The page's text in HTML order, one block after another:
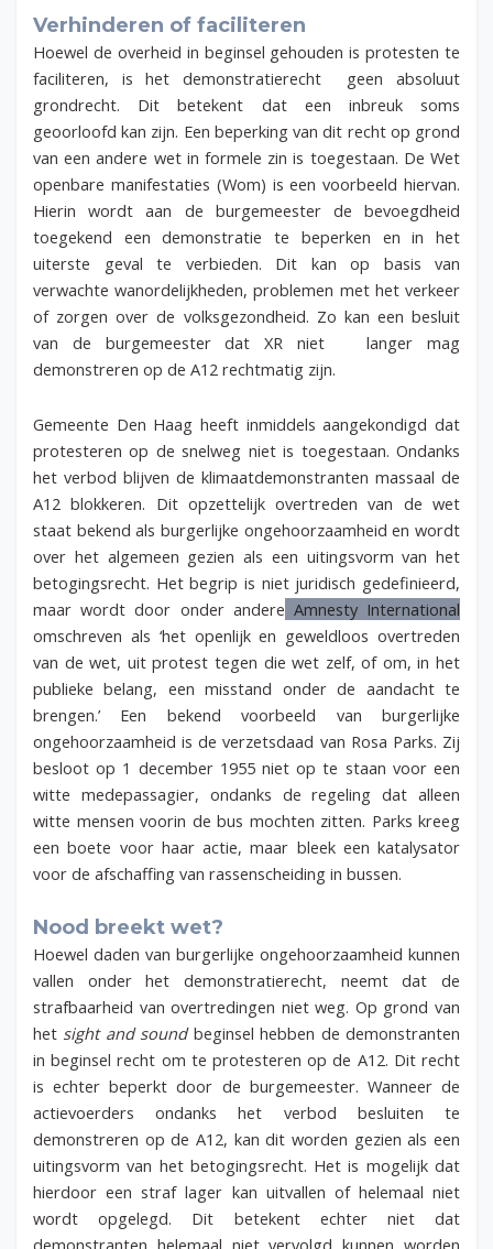
Verhinderen of faciliteren
Hoewel de overheid in beginsel gehouden is protesten te
faciliteren, is het demonstratierecht geen absoluut
grondrecht. Dit betekent dat een inbreuk soms
geoorloofd kan zijn. Een beperking van dit recht op grond
van een andere wet in formele zin is toegestaan. De Wet
openbare manifestaties (Wom) is een voorbeeld hiervan.
Hierin wordt aan de burgemeester de bevoegdheid
toegekend een demonstratie te beperken en in het
uiterste geval te verbieden. Dit kan op basis van
verwachte wanordelijkheden, problemen met het verkeer
of zorgen over de volksgezondheid. Zo kan een besluit
van de burgemeester dat XR niet langer mag
demonstreren op de A12 rechtmatig zijn.
Gemeente Den Haag heeft inmiddels aangekondigd dat
protesteren op de snelweg niet is toegestaan. Ondanks
het verbod blijven de klimaatdemonstranten massaal de
A12 blokkeren. Dit opzettelijk overtreden van de wet
staat bekend als burgerlijke ongehoorzaamheid en wordt
over het algemeen gezien als een uitingsvorm van het
betogingsrecht. Het begrip is niet juridisch gedefinieerd,
maar wordt door onder andere Amnesty International
omschreven als ‘het openlijk en geweldloos overtreden
van de wet, uit protest tegen die wet zelf, of om, in het
publieke belang, een misstand onder de aandacht te
brengen.’ Een bekend voorbeeld van burgerlijke
ongehoorzaamheid is de verzetsdaad van Rosa Parks. Zij
besloot op 1 december 1955 niet op te staan voor een
witte medepassagier, ondanks de regeling dat alleen
witte mensen voorin de bus mochten zitten. Parks kreeg
een boete voor haar actie,maar bleek een katalysator
voor de afschaffing van rassenscheiding in bussen.
Nood breekt wet?
Hoewel daden van burgerlijke ongehoorzaamheid kunnen
vallen onder het demonstratierecht, neemt dat de
strafbaarheid van overtredingen niet weg. Op grond van
het sight and sound beginsel hebben de demonstranten
in beginsel recht om te protesteren op de A12. Dit recht
is echter beperkt door de burgemeester. Wanneer de
actievoerders ondanks het verbod besluiten te
demonstreren op de A12, kan dit worden gezien als een
uitingsvorm van het betogingsrecht. Het is mogelijk dat
hierdoor een straf lager kan uitvallen of helemaal niet
wordt opgelegd. Dit betekent echter niet dat